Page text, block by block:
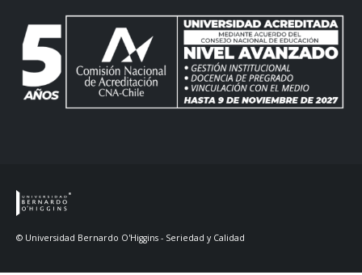
© Universidad Bernardo O'Higgins - Seriedad y Calidad